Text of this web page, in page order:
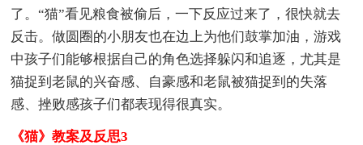
了。“猫”看见粮食被偷后，一下反应过来了，很快就去
反击。做圆圈的小朋友也在边上为他们鼓掌加油，游戏
中孩子们能够根据自己的角色选择躲闪和追逐，尤其是
猫捉到老鼠的兴奋感、自豪感和老鼠被猫捉到的失落
感、挫败感孩子们都表现得很真实。
《猫》教案及反思3